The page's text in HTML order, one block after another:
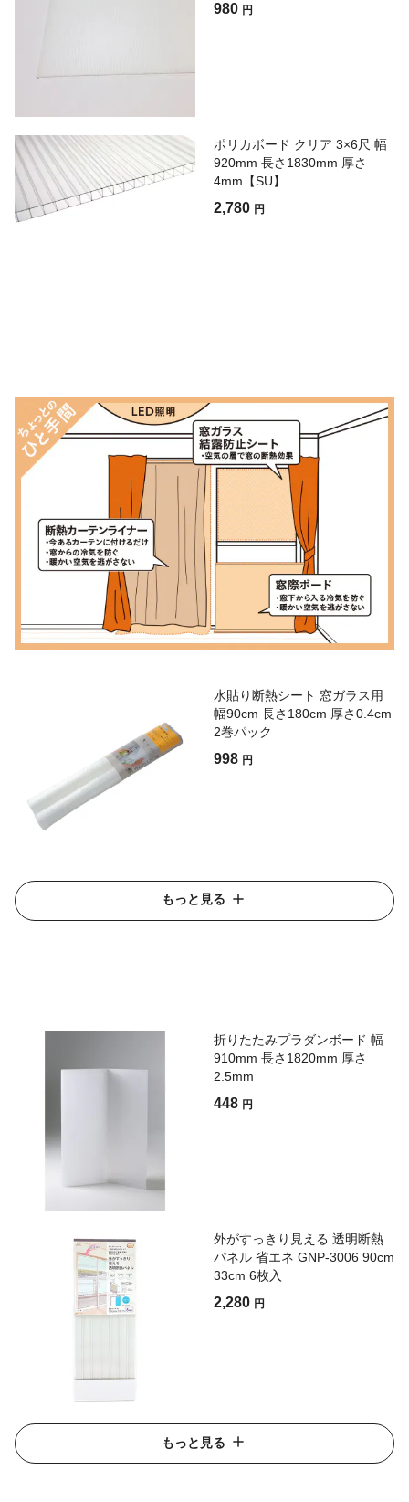
980 円
ポリカボード クリア 3×6尺 幅
920mm 長さ1830mm 厚さ
4mm【SU】
2,780 円
水貼り断熱シート 窓ガラス用
幅90cm 長さ180cm 厚さ0.4cm
2巻パック
998 円
もっと見る
折りたたみプラダンボード 幅
910mm 長さ1820mm 厚さ
2.5mm
448 円
外がすっきり見える 透明断熱
パネル 省エネ GNP-3006 90cm
33cm 6枚入
2,280 円
もっと見る